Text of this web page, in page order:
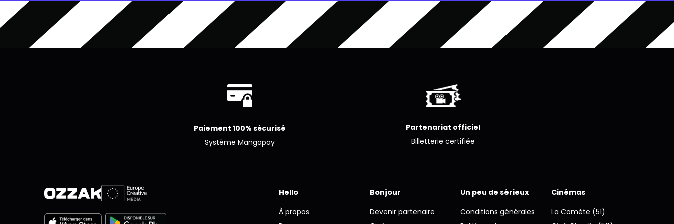
Paiement 100% sécurisé
Système Mangopay
Partenariat officiel
Billetterie certifiée
Hello
À propos
Bonjour
Devenir partenaire
Un peu de sérieux
Conditions générales
Cinémas
La Comète (51)